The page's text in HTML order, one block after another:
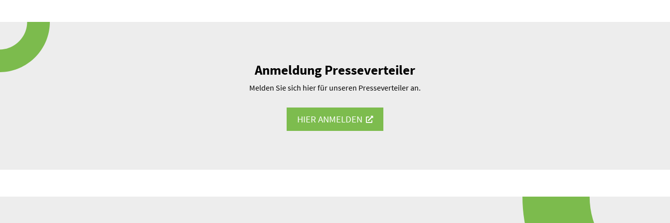
Anmeldung Presse­ver­teiler
Melden Sie sich hier für unseren Presse­ver­teiler an.
HIER ANMELDEN